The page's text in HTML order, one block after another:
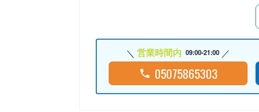
営業時間内 09:00-21:00
05075865303